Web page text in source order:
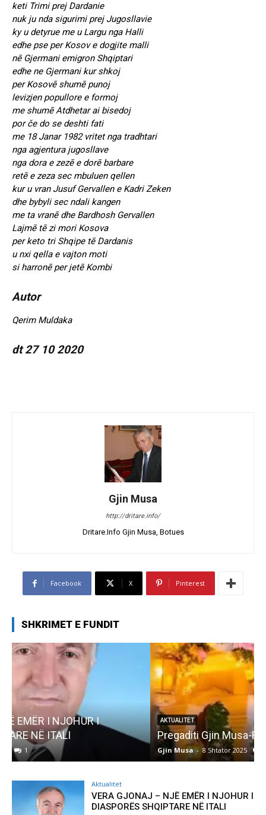
keti Trimi prej Dardanie
nuk ju nda sigurimi prej Jugosllavie
ky u detyrue me u Largu nga Halli
edhe pse per Kosov e dogjite malli
nē Gjermani emigron Shqiptari
edhe ne Gjermani kur shkoj
per Kosovē shumē punoj
levizjen popullore e formoj
me shumē Atdhetar ai bisedoj
por če do se deshti fati
me 18 Janar 1982 vritet nga tradhtari
nga agjentura jugosllave
nga dora e zezē e dorē barbare
retē e zeza sec mbuluen qellen
kur u vran Jusuf Gervallen e Kadri Zeken
dhe bybyli sec ndali kangen
me ta vranē dhe Bardhosh Gervallen
Lajmē tē zi mori Kosova
per keto tri Shqipe tē Dardanis
u nxi qella e vajton moti
si harronē per jetē Kombi
Autor
Qerim Muldaka
dt 27 10 2020
Gjin Musa
http://dritare.info/
Dritare.Info Gjin Musa, Botues
Facebook X Pinterest
SHKRIMET E FUNDIT
AKTUALITET
Pregaditi Gjin Musa-Rome- Shtator 2025
Gjin Musa
Aktualitet
VERA GJONAJ – NJË EMËR I NJOHUR I
DIASPORËS SHQIPTARE NË ITALI